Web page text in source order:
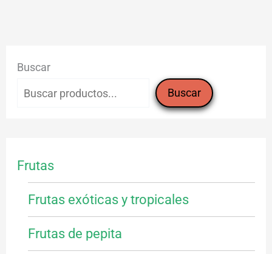
Buscar
Buscar
Frutas
Frutas exóticas y tropicales
Frutas de pepita